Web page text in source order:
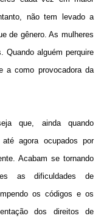
não tem levado a
de gênero. As mulheres
Quando alguém perquire
a como provocadora da
que, ainda quando
agora ocupados por
Acabam se tornando
as dificuldades de
os códigos e os
dos direitos de